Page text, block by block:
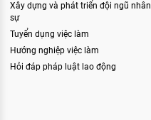
Xây dựng và phát triển đội ngũ nhân
sự
Tuyển dụng việc làm
Hướng nghiệp việc làm
Hỏi đáp pháp luật lao động